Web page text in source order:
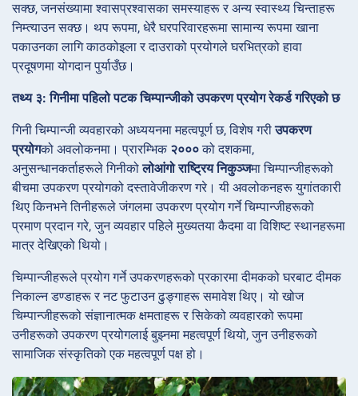
सक्छ, जनसंख्यामा श्वासप्रश्वासका समस्याहरू र अन्य स्वास्थ्य चिन्ताहरू
निम्त्याउन सक्छ। थप रूपमा, धेरै घरपरिवारहरूमा सामान्य रूपमा खाना
पकाउनका लागि काठकोइला र दाउराको प्रयोगले घरभित्रको हावा
प्रदूषणमा योगदान पुर्याउँछ।
तथ्य ३: गिनीमा पहिलो पटक चिम्पान्जीको उपकरण प्रयोग रेकर्ड गरिएको छ
गिनी चिम्पान्जी व्यवहारको अध्ययनमा महत्वपूर्ण छ, विशेष गरीउपकरण
प्रयोगको अवलोकनमा। प्रारम्भिक २०००को दशकमा,
अनुसन्धानकर्ताहरूले गिनीकोलोआंगो राष्ट्रिय निकुञ्जमा चिम्पान्जीहरूको
बीचमा उपकरण प्रयोगको दस्तावेजीकरण गरे। यी अवलोकनहरू युगांतकारी
थिए किनभने तिनीहरूले जंगलमा उपकरण प्रयोग गर्ने चिम्पान्जीहरूको
प्रमाण प्रदान गरे, जुन व्यवहार पहिले मुख्यतया कैदमा वा विशिष्ट स्थानहरूमा
मात्र देखिएको थियो।
चिम्पान्जीहरूले प्रयोग गर्ने उपकरणहरूको प्रकारमा दीमकको घरबाट दीमक
निकाल्न डण्डाहरू र नट फुटाउन ढुङ्गाहरू समावेश थिए। यो खोज
चिम्पान्जीहरूको संज्ञानात्मक क्षमताहरू र सिकेको व्यवहारको रूपमा
उनीहरूको उपकरण प्रयोगलाई बुझ्नमा महत्वपूर्ण थियो, जुन उनीहरूको
सामाजिक संस्कृतिको एक महत्वपूर्ण पक्ष हो।